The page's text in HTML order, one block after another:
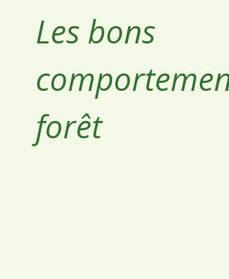
Les bons
forêt